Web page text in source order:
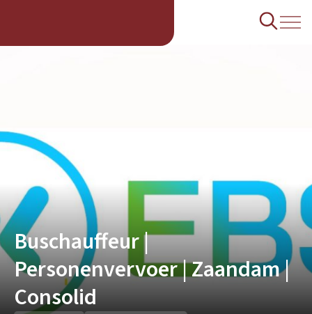
Buschauffeur |
Personenvervoer | Zaandam |
Consolid